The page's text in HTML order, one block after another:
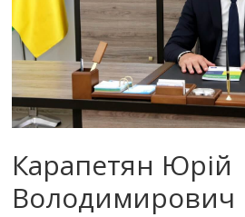
Карапетян Юрій
Володимирович